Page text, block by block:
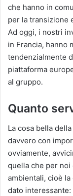
che hanno in
per la transizione
Ad oggi, i nostri
in Francia, hanno
tendenzialmente
piattaforma
al gruppo.
Quanto
La cosa bella
davvero con
ovviamente,
quella che per
ambientali, cioè la
dato